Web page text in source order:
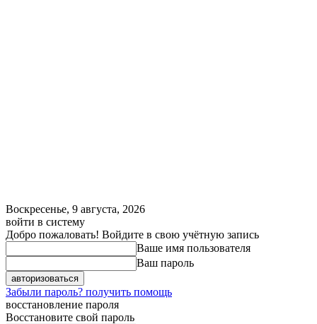
Воскресенье, 9 августа, 2026
войти в систему
Добро пожаловать! Войдите в свою учётную запись
Ваше имя пользователя
Ваш пароль
Забыли пароль? получить помощь
восстановление пароля
Восстановите свой пароль